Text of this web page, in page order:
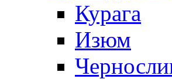
Курага
Изюм